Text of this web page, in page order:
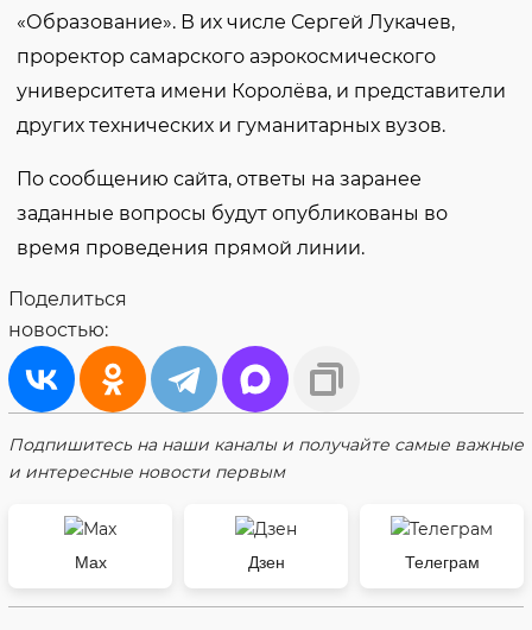
«Образование». В их числе Сергей Лукачев,
проректор самарского аэрокосмического
университета имени Королёва, и представители
других технических и гуманитарных вузов.
По сообщению сайта, ответы на заранее
заданные вопросы будут опубликованы во
время проведения прямой линии.
Поделиться
новостью:
Подпишитесь на наши каналы и получайте самые важные
и интересные новости первым
Max Дзен Телеграм